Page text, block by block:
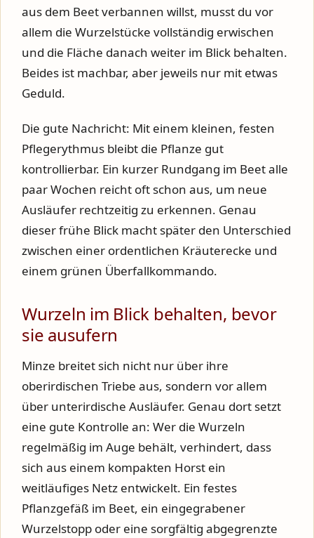
aus dem Beet verbannen willst, musst du vor
allem die Wurzelstücke vollständig erwischen
und die Fläche danach weiter im Blick behalten.
Beides ist machbar, aber jeweils nur mit etwas
Geduld.
Die gute Nachricht: Mit einem kleinen, festen
Pflegerythmus bleibt die Pflanze gut
kontrollierbar. Ein kurzer Rundgang im Beet alle
paar Wochen reicht oft schon aus, um neue
Ausläufer rechtzeitig zu erkennen. Genau
dieser frühe Blick macht später den Unterschied
zwischen einer ordentlichen Kräuterecke und
einem grünen Überfallkommando.
Wurzeln im Blick behalten, bevor
sie ausufern
Minze breitet sich nicht nur über ihre
oberirdischen Triebe aus, sondern vor allem
über unterirdische Ausläufer. Genau dort setzt
eine gute Kontrolle an: Wer die Wurzeln
regelmäßig im Auge behält, verhindert, dass
sich aus einem kompakten Horst ein
weitläufiges Netz entwickelt. Ein festes
Pflanzgefäß im Beet, ein eingegrabener
Wurzelstopp oder eine sorgfältig abgegrenzte